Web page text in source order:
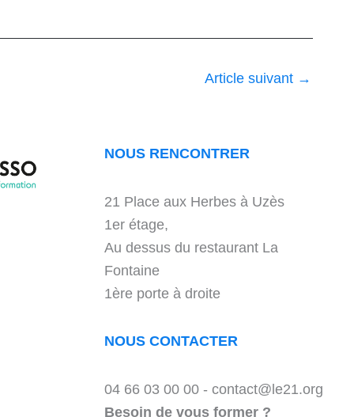
Article suivant →
NOUS RENCONTRER
21 Place aux Herbes à Uzès
1er étage,
Au dessus du restaurant La
Fontaine
1ère porte à droite
NOUS CONTACTER
04 66 03 00 00 - contact@le21.org
Besoin de vous former ?